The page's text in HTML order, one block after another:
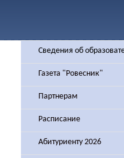
Сведения об
Газета "Ровесник"
Партнерам
Расписание
Абитуриенту 2026